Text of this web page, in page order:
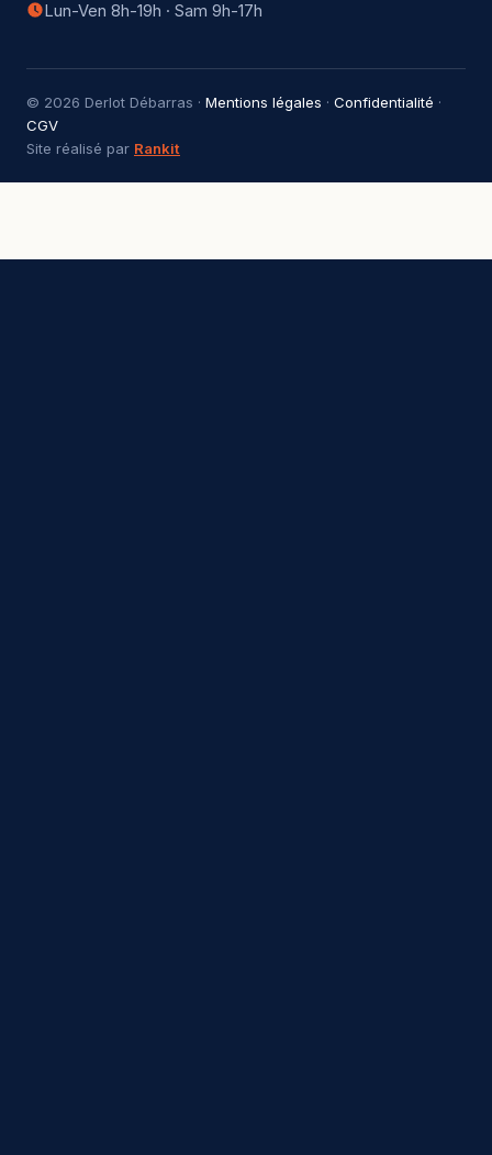
Lun-Ven 8h-19h · Sam 9h-17h
© 2026 Derlot Débarras · Mentions légales · Confidentialité ·
CGV
Site réalisé par Rankit